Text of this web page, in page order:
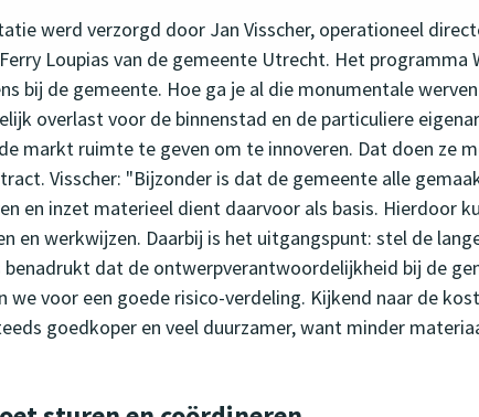
werd verzorgd door Jan Visscher, operationeel
Loupias van de gemeente Utrecht. Het programma
bij de gemeente. Hoe ga je al die monumentale
overlast voor de binnenstad en de particuliere
markt ruimte te geven om te innoveren. Dat doen ze
Visscher: "Bijzonder is dat de gemeente alle
en inzet materieel dient daarvoor als basis. Hierdoor
en werkwijzen. Daarbij is het uitgangspunt: stel de
benadrukt dat de ontwerpverantwoordelijkheid bij de
we voor een goede risico-verdeling. Kijkend naar de
goedkoper en veel duurzamer, want minder